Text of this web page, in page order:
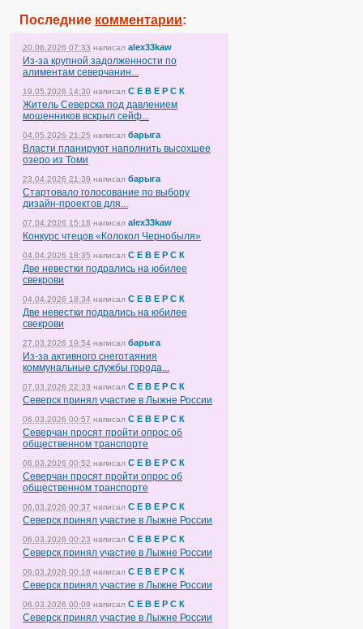
Последние комментарии:
20.06.2026 07:33 написал alex33kaw
Из-за крупной задолженности по
алиментам северчанин...
19.05.2026 14:30 написал С Е В Е Р С К
Житель Северска под давлением
мошенников вскрыл сейф...
04.05.2026 21:25 написал барыга
Власти планируют наполнить высохшее
озеро из Томи
23.04.2026 21:39 написал барыга
Стартовало голосование по выбору
дизайн-проектов для...
07.04.2026 15:18 написал alex33kaw
Конкурс чтецов «Колокол Чернобыля»
04.04.2026 18:35 написал С Е В Е Р С К
Две невестки подрались на юбилее
свекрови
04.04.2026 18:34 написал С Е В Е Р С К
Две невестки подрались на юбилее
свекрови
27.03.2026 19:54 написал барыга
Из-за активного снеготаяния
коммунальные службы города...
07.03.2026 22:33 написал С Е В Е Р С К
Северск принял участие в Лыжне России
06.03.2026 00:57 написал С Е В Е Р С К
Северчан просят пройти опрос об
общественном транспорте
06.03.2026 00:52 написал С Е В Е Р С К
Северчан просят пройти опрос об
общественном транспорте
06.03.2026 00:37 написал С Е В Е Р С К
Северск принял участие в Лыжне России
06.03.2026 00:23 написал С Е В Е Р С К
Северск принял участие в Лыжне России
06.03.2026 00:18 написал С Е В Е Р С К
Северск принял участие в Лыжне России
06.03.2026 00:09 написал С Е В Е Р С К
Северск принял участие в Лыжне России